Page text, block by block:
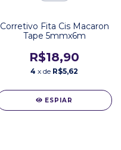
Corretivo Fita Cis Macaron
Tape 5mmx6m
R$18,90
4 x de R$5,62
ESPIAR